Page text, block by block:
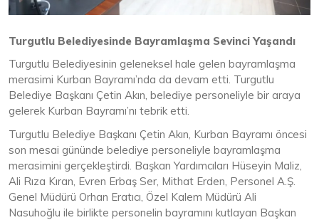
Turgutlu Belediyesinde Bayramlaşma Sevinci Yaşandı
Turgutlu Belediyesinin geleneksel hale gelen bayramlaşma
merasimi Kurban Bayramı’nda da devam etti. Turgutlu
Belediye Başkanı Çetin Akın, belediye personeliyle bir araya
gelerek Kurban Bayramı’nı tebrik etti.
Turgutlu Belediye Başkanı Çetin Akın, Kurban Bayramı öncesi
son mesai gününde belediye personeliyle bayramlaşma
merasimini gerçekleştirdi. Başkan Yardımcıları Hüseyin Maliz,
Ali Rıza Kıran, Evren Erbaş Ser, Mithat Erden, Personel A.Ş.
Genel Müdürü Orhan Eratıcı, Özel Kalem Müdürü Ali
Nasuhoğlu ile birlikte personelin bayramını kutlayan Başkan